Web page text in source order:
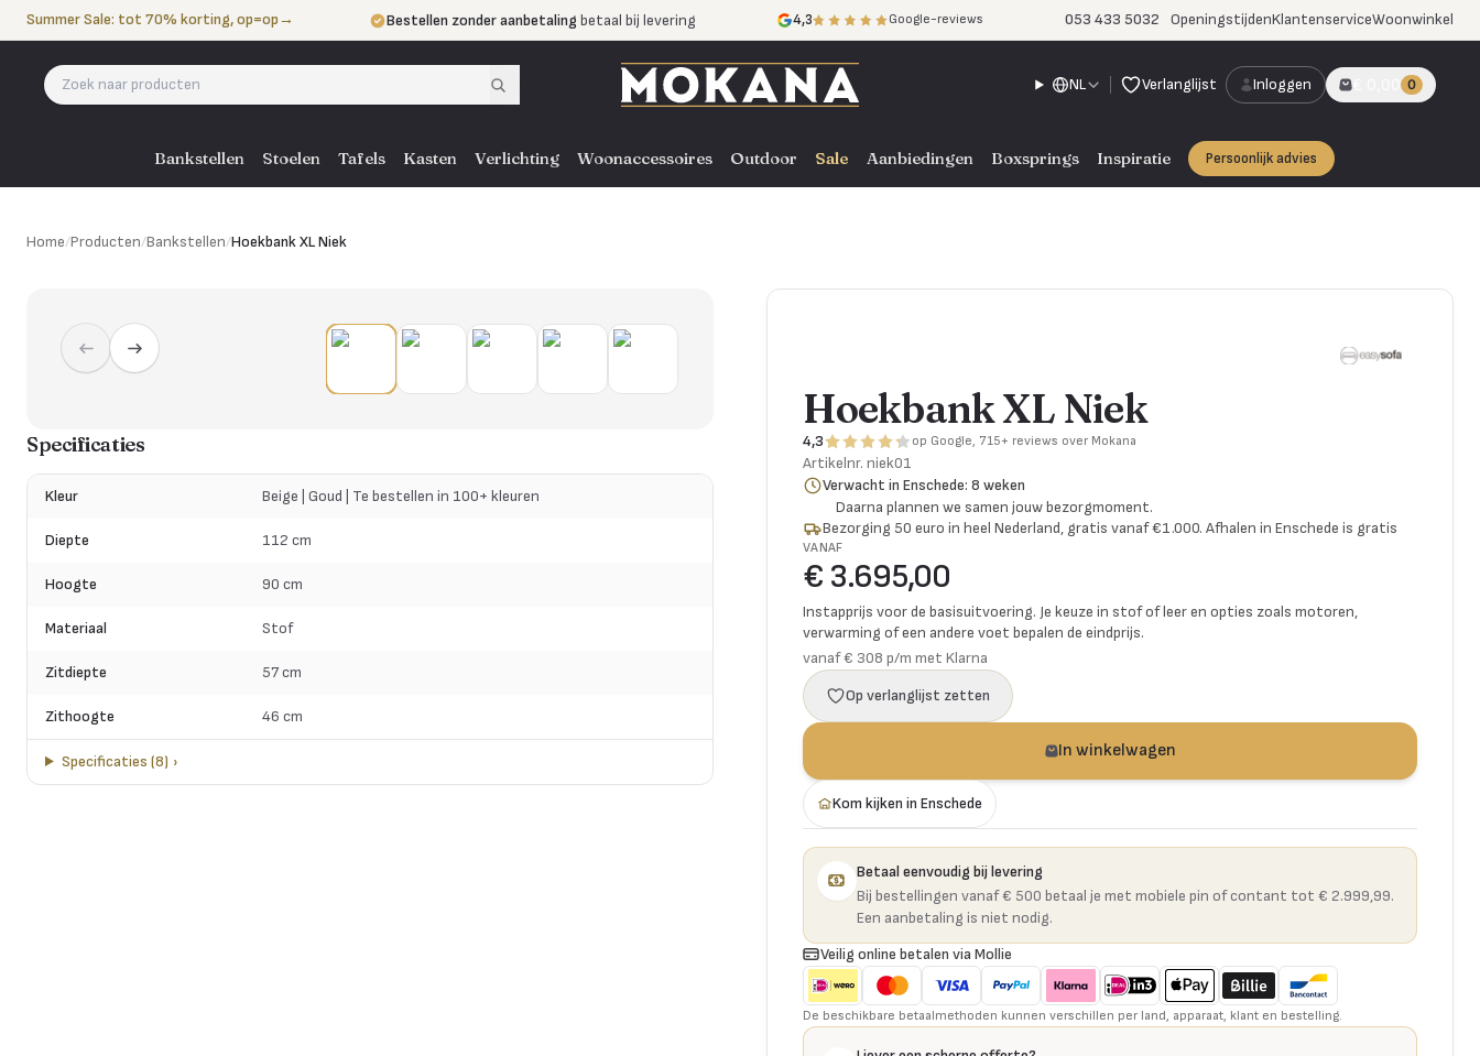
Naar de inhoud
Summer Sale: tot 70% korting, op=op→ Bestellen zonder aanbetaling betaal bij levering
Eigen bezorgdienst door heel NL, BE en DE
4,3 Google-reviews 053 433 5032 OpeningstijdenKlantenserviceWoonwinkel
NL Verlanglijst Inloggen € 0,00 0
Bankstellen Stoelen Tafels Kasten Verlichting Woonaccessoires Outdoor Sale Aanbiedingen Boxsprings Inspiratie Persoonlijk advies
Home/Producten/Bankstellen/Hoekbank XL Niek
Specificaties
Kleur Beige | Goud | Te bestellen in 100+ kleuren
Diepte 112 cm
Hoogte 90 cm
Materiaal Stof
Zitdiepte 57 cm
Zithoogte 46 cm
Specificaties (8) ›
Hoekbank XL Niek
4,3 op Google, 715+ reviews over Mokana
Artikelnr. niek01
Verwacht in Enschede: 8 weken
Daarna plannen we samen jouw bezorgmoment.
Bezorging 50 euro in heel Nederland, gratis vanaf €1.000. Afhalen in Enschede is gratis
VANAF
€ 3.695,00
Instapprijs voor de basisuitvoering. Je keuze in stof of leer en opties zoals motoren,
verwarming of een andere voet bepalen de eindprijs.
vanaf € 308 p/m met Klarna
Op verlanglijst zetten
In winkelwagen
Kom kijken in Enschede
Betaal eenvoudig bij levering
Bij bestellingen vanaf € 500 betaal je met mobiele pin of contant tot € 2.999,99.
Een aanbetaling is niet nodig.
Veilig online betalen via Mollie
De beschikbare betaalmethoden kunnen verschillen per land, apparaat, klant en bestelling.